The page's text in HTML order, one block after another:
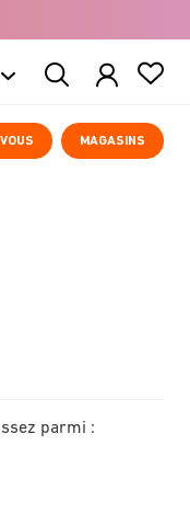
Search
Products
MAGASINS
parmi :